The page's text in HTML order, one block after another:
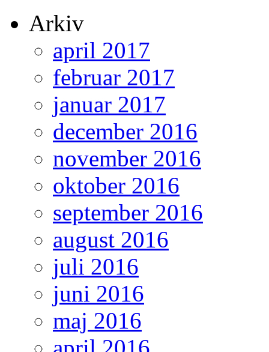
Arkiv
april 2017
februar 2017
januar 2017
december 2016
november 2016
oktober 2016
september 2016
august 2016
juli 2016
juni 2016
maj 2016